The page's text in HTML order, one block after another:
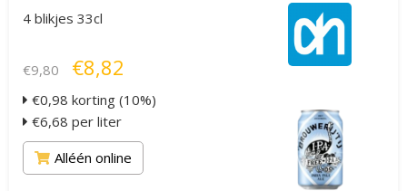
4 blikjes 33cl
€9,80 €8,82
€0,98 korting (10%)
€6,68 per liter
Alléén online